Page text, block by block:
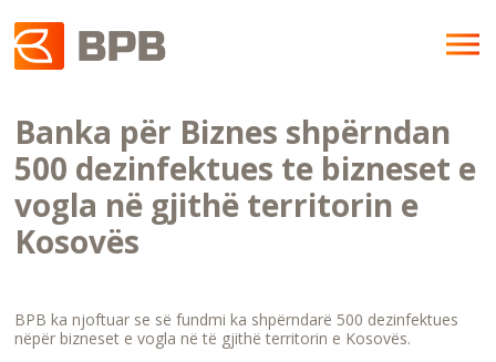
Banka për Biznes shpërndan
500 dezinfektues te bizneset e
vogla në gjithë territorin e
Kosovës
BPB ka njoftuar se së fundmi ka shpërndarë 500 dezinfektues
nëpër bizneset e vogla në të gjithë territorin e Kosovës.